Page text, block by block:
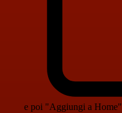
e poi "Aggiungi a Home"